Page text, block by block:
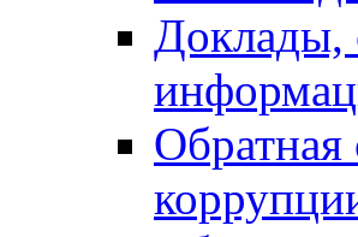
Доклады,
Обратная